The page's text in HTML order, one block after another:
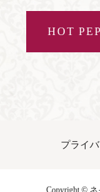
HOT
プライ
Copyright ©